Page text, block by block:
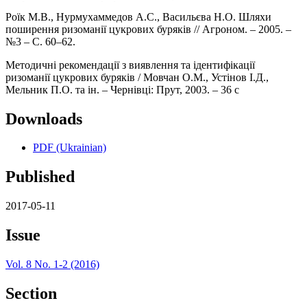
Роїк М.В., Нурмухаммедов А.С., Васильєва Н.О. Шляхи
поширення ризоманії цукрових буряків // Агроном. – 2005. –
№3 – С. 60–62.
Методичні рекомендації з виявлення та ідентифікації
ризоманії цукрових буряків / Мовчан О.М., Устінов І.Д.,
Мельник П.О. та ін. – Чернівці: Прут, 2003. – 36 с
Downloads
PDF (Ukrainian)
Published
2017-05-11
Issue
Vol. 8 No. 1-2 (2016)
Section